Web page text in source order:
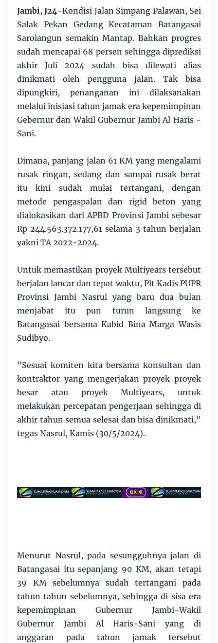
Jambi, J24-Kondisi Jalan Simpang Palawan, Sei
Salak Pekan Gedang Kecataman Batangasai
Sarolangun semakin Mantap. Bahkan progres
sudah mencapai 68 persen sehingga diprediksi
akhir Juli 2024 sudah bisa dilewati alias
dinikmati oleh pengguna jalan. Tak bisa
dipungkiri, penanganan ini dilaksanakan
melalui inisiasi tahun jamak era kepemimpinan
Gebernur dan Wakil Gubernur Jambi Al Haris -
Sani.
Dimana, panjang jalan 61 KM yang mengalami
rusak ringan, sedang dan sampai rusak berat
itu kini sudah mulai tertangani, dengan
metode pengaspalan dan rigid beton yang
dialokasikan dari APBD Provinsi Jambi sebesar
Rp 244.563.372.177,61 selama 3 tahun berjalan
yakni TA 2022-2024.
Untuk memastikan proyek Multiyears tersebut
berjalan lancar dan tepat waktu, Plt Kadis PUPR
Provinsi Jambi Nasrul yang baru dua bulan
menjabat itu pun turun langsung ke
Batangasai bersama Kabid Bina Marga Wasis
Sudibyo.
"Sesuai komiten kita bersama konsultan dan
kontraktor yang mengerjakan proyek proyek
besar atau proyek Multiyears, untuk
melakukan percepatan pengerjaan sehingga di
akhir tahun semua selesai dan bisa dinikmati,"
tegas Nasrul, Kamis (30/5/2024).
Menurut Nasrul, pada sesungguhnya jalan di
Batangasai itu sepanjang 90 KM, akan tetapi
39 KM sebelumnya sudah tertangani pada
tahun tahun sebelumnya, sehingga di sisa era
kepemimpinan Gubernur Jambi-Wakil
Gubernur Jambi Al Haris-Sani yang di
anggaran pada tahun jamak tersebut